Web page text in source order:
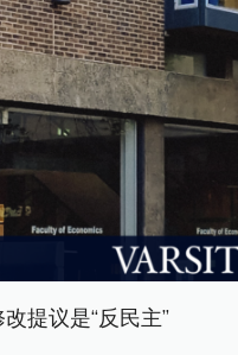
提议是“反民主”